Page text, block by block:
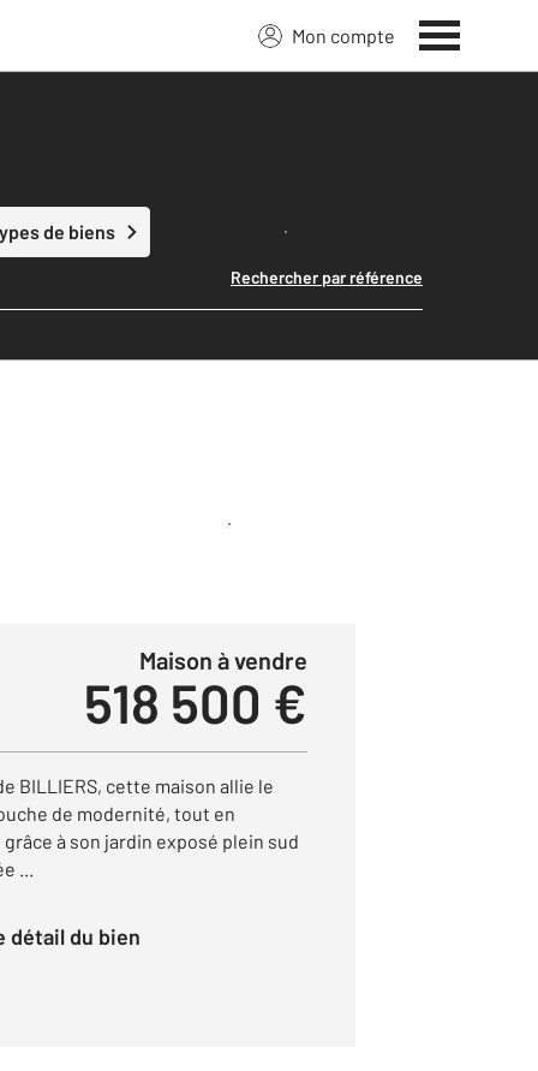
Mon compte
de biens Lancer ma recherche
Rechercher par référence
Créer une alerte
Maison à vendre
518 500 €
BILLIERS, cette maison allie le
de modernité, tout en
à son jardin exposé plein sud
...
détail du bien